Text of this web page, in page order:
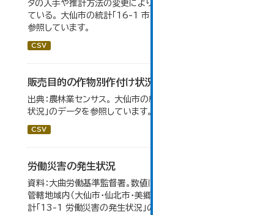
タの入手や推計方法の変更により、毎年度遡及改訂を行っ
ている。 大仙市の統計「16-1 市町村内総生産」のデータを
参照しています。
CSV
販売目的の作物別作付け状況
出典：農林業センサス。 大仙市の統計「3-1 農業経営体の
状況」のデータを参照しています。
CSV
労働災害の発生状況
資料：大曲労働基準監督署。数値は大曲労働基準監督署の
管轄地域内（大仙市・仙北市・美郷町）の合計。 大仙市の統
計「13-1 労働災害の発生状況」のデータを参照していま